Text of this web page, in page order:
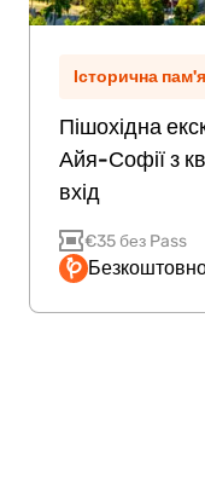
Історична
Пішохідна
Айя-Софії з
вхід
€35 без Pass